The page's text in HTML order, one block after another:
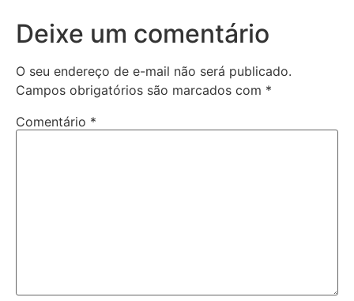
Deixe um comentário
O seu endereço de e-mail não será publicado.
Campos obrigatórios são marcados com *
Comentário *